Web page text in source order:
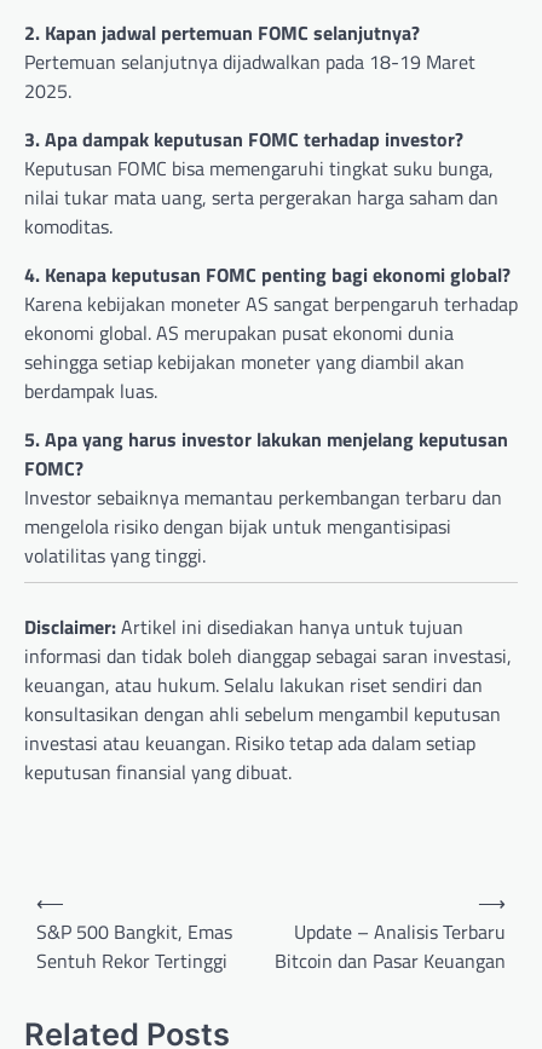
2. Kapan jadwal pertemuan FOMC selanjutnya?
Pertemuan selanjutnya dijadwalkan pada 18-19 Maret
2025.
3. Apa dampak keputusan FOMC terhadap investor?
Keputusan FOMC bisa memengaruhi tingkat suku bunga,
nilai tukar mata uang, serta pergerakan harga saham dan
komoditas.
4. Kenapa keputusan FOMC penting bagi ekonomi global?
Karena kebijakan moneter AS sangat berpengaruh terhadap
ekonomi global. AS merupakan pusat ekonomi dunia
sehingga setiap kebijakan moneter yang diambil akan
berdampak luas.
5. Apa yang harus investor lakukan menjelang keputusan
FOMC?
Investor sebaiknya memantau perkembangan terbaru dan
mengelola risiko dengan bijak untuk mengantisipasi
volatilitas yang tinggi.
Disclaimer:Artikel ini disediakan hanya untuk tujuan
informasi dan tidak boleh dianggap sebagai saran investasi,
keuangan, atau hukum. Selalu lakukan riset sendiri dan
konsultasikan dengan ahli sebelum mengambil keputusan
investasi atau keuangan. Risiko tetap ada dalam setiap
keputusan finansial yang dibuat.
Post
navigation
⟵
S&P 500 Bangkit, Emas
Sentuh Rekor Tertinggi
Update – Analisis Terbaru
Bitcoin dan Pasar Keuangan
⟶
Related Posts